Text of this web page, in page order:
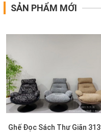
SẢN PHẨM MỚI
Ghế Đọc Sách Thư Giãn